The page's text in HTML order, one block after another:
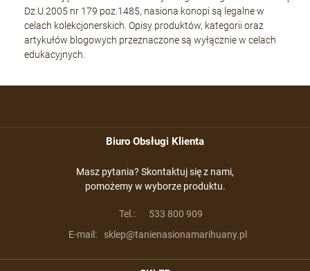
Dz.U.2005 nr 179 poz.1485, nasiona konopi są legalne w
celach kolekcjonerskich. Opisy produktów, kategorii oraz
artykułów blogowych przeznaczone są wyłącznie w celach
edukacyjnych.
Biuro Obsługi Klienta
Masz pytania? Skontaktuj się z nami,
pomożemy w wyborze produktu.
Tel.:
533 800 909
E-mail:
sklep@tanienasionamarihuany.pl